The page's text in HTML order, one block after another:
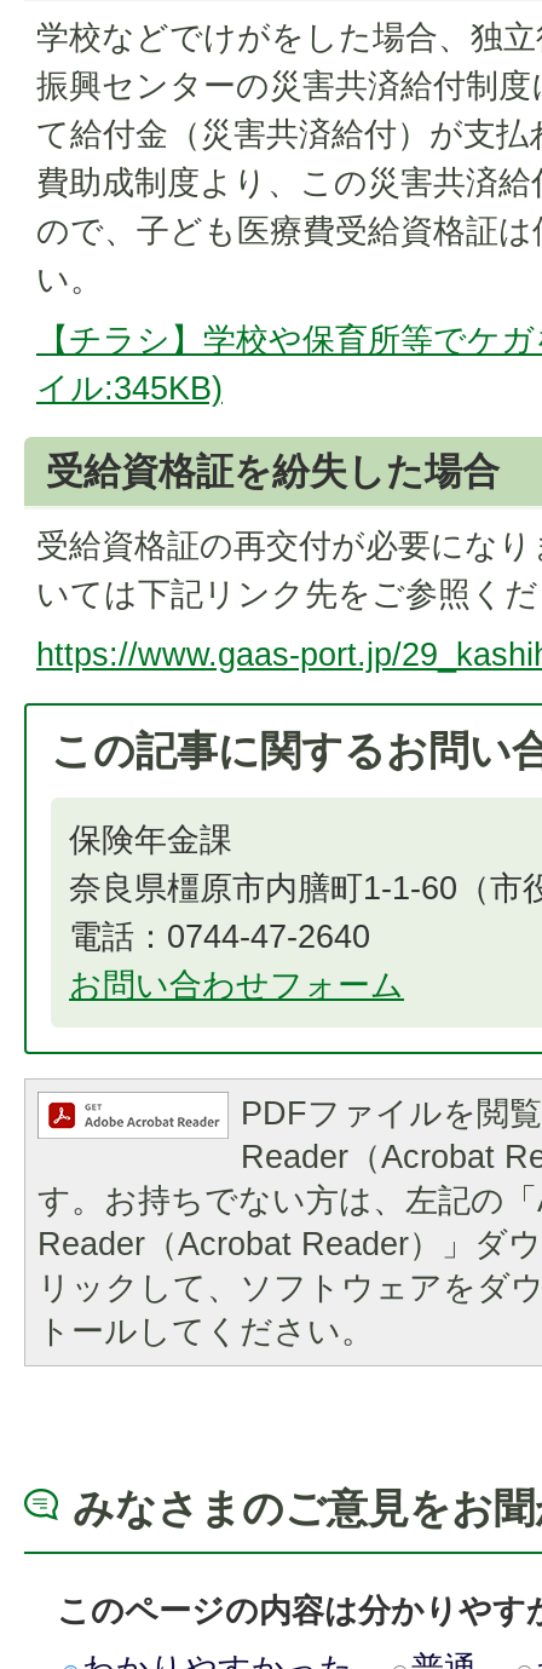
学校などでけがをした場合、独
振興センターの災害共済給付制
て給付金（災害共済給付）が支
費助成制度より、この災害共済
ので、子ども医療費受給資格証
い。
【チラシ】学校や保育所等でケ
イル:345KB)
受給資格証を紛失した場合
受給資格証の再交付が必要にな
いては下記リンク先をご参照く
https://www.gaas-port.jp/
この記事に関するお問い
保険年金課
奈良県橿原市内膳町1-1-60（市
電話：0744-47-2640
お問い合わせフォーム
PDFファイルを閲
Reader（Acrobat
す。お持ちでない方は、左記の
Reader（Acrobat Reader）」ダ
リックして、ソフトウェアをダ
トールしてください。
みなさまのご意見をお
このページの内容は分かりやす